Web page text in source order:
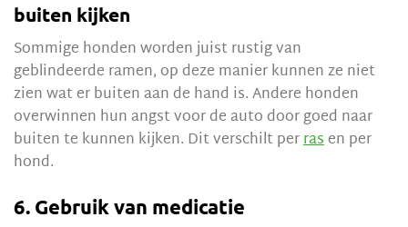
buiten kijken
Sommige honden worden juist rustig van
geblindeerde ramen, op deze manier kunnen ze niet
zien wat er buiten aan de hand is. Andere honden
overwinnen hun angst voor de auto door goed naar
buiten te kunnen kijken. Dit verschilt perrasen per
hond.
6. Gebruik van medicatie